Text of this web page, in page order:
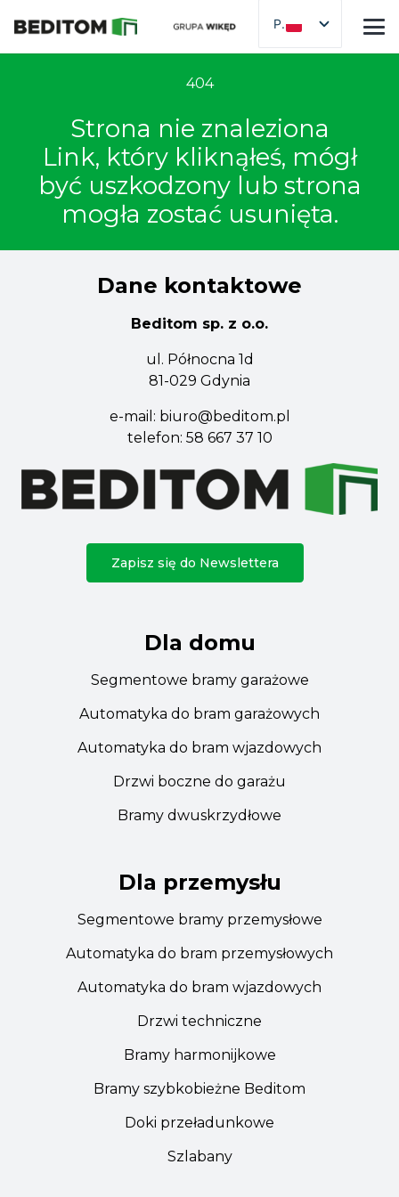
PL
404
Strona nie znaleziona
Link, który kliknąłeś, mógł
być uszkodzony lub strona
mogła zostać usunięta.
Dane kontaktowe
Beditom sp. z o.o.
ul. Północna 1d
81-029 Gdynia
e-mail: biuro@beditom.pl
telefon: 58 667 37 10
Zapisz się do Newslettera
Dla domu
Segmentowe bramy garażowe
Automatyka do bram garażowych
Automatyka do bram wjazdowych
Drzwi boczne do garażu
Bramy dwuskrzydłowe
Dla przemysłu
Segmentowe bramy przemysłowe
Automatyka do bram przemysłowych
Automatyka do bram wjazdowych
Drzwi techniczne
Bramy harmonijkowe
Bramy szybkobieżne Beditom
Doki przeładunkowe
Szlabany